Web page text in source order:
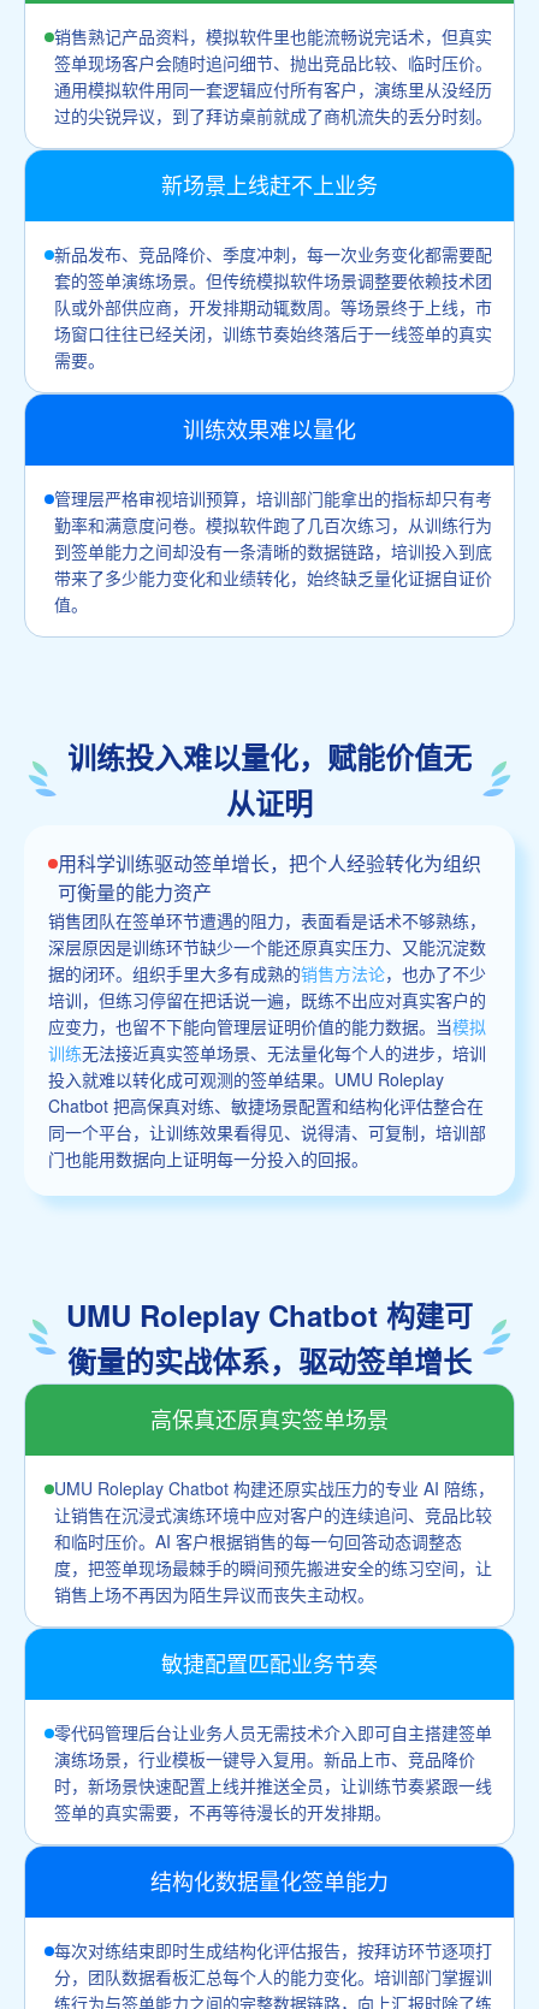
销售熟记产品资料，模拟软件里也能流畅说完话术，但真实
签单现场客户会随时追问细节、抛出竞品比较、临时压价。
通用模拟软件用同一套逻辑应付所有客户，演练里从没经历
过的尖锐异议，到了拜访桌前就成了商机流失的丢分时刻。
新场景上线赶不上业务
新品发布、竞品降价、季度冲刺，每一次业务变化都需要配
套的签单演练场景。但传统模拟软件场景调整要依赖技术团
队或外部供应商，开发排期动辄数周。等场景终于上线，市
场窗口往往已经关闭，训练节奏始终落后于一线签单的真实
需要。
训练效果难以量化
管理层严格审视培训预算，培训部门能拿出的指标却只有考
勤率和满意度问卷。模拟软件跑了几百次练习，从训练行为
到签单能力之间却没有一条清晰的数据链路，培训投入到底
带来了多少能力变化和业绩转化，始终缺乏量化证据自证价
值。
训练投入难以量化，赋能价值无
从证明
用科学训练驱动签单增长，把个人经验转化为组织
可衡量的能力资产
销售团队在签单环节遭遇的阻力，表面看是话术不够熟练，
深层原因是训练环节缺少一个能还原真实压力、又能沉淀数
据的闭环。组织手里大多有成熟的销售方法论，也办了不少
培训，但练习停留在把话说一遍，既练不出应对真实客户的
应变力，也留不下能向管理层证明价值的能力数据。当模拟
训练无法接近真实签单场景、无法量化每个人的进步，培训
投入就难以转化成可观测的签单结果。UMU Roleplay
Chatbot 把高保真对练、敏捷场景配置和结构化评估整合在
同一个平台，让训练效果看得见、说得清、可复制，培训部
门也能用数据向上证明每一分投入的回报。
UMU Roleplay Chatbot 构建可
衡量的实战体系，驱动签单增长
高保真还原真实签单场景
UMU Roleplay Chatbot 构建还原实战压力的专业 AI 陪练，
让销售在沉浸式演练环境中应对客户的连续追问、竞品比较
和临时压价。AI 客户根据销售的每一句回答动态调整态
度，把签单现场最棘手的瞬间预先搬进安全的练习空间，让
销售上场不再因为陌生异议而丧失主动权。
敏捷配置匹配业务节奏
零代码管理后台让业务人员无需技术介入即可自主搭建签单
演练场景，行业模板一键导入复用。新品上市、竞品降价
时，新场景快速配置上线并推送全员，让训练节奏紧跟一线
签单的真实需要，不再等待漫长的开发排期。
结构化数据量化签单能力
每次对练结束即时生成结构化评估报告，按拜访环节逐项打
分，团队数据看板汇总每个人的能力变化。培训部门掌握训
练行为与签单能力之间的完整数据链路，向上汇报时除了练